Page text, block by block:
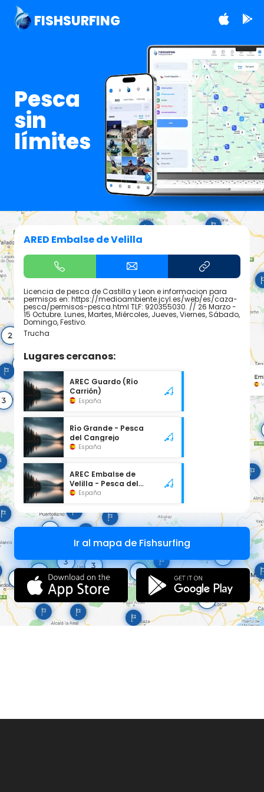
FISHSURFING
Pesca
sin
límites
ARED Embalse de Velilla
Licencia de pesca de Castilla y Leon e informacion para
permisos en: https://medioambiente.jcyl.es/web/es/caza-
pesca/permisos-pesca.html TLF: 920355030. // 26 Marzo -
15 Octubre. Lunes, Martes, Miércoles, Jueves, Viernes, Sábado,
Domingo, Festivo.
Trucha
Lugares cercanos:
AREC Guardo (Río
Carrión)
España
Río Grande - Pesca
del Cangrejo
España
AREC Embalse de
Velilla - Pesca del
Cangrejo
España
Ir al mapa de Fishsurfing